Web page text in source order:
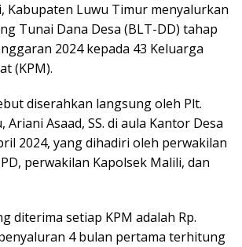
Kabupaten Luwu Timur menyalurkan
Tunai Dana Desa (BLT-DD) tahap
2024 kepada 43 Keluarga
(KPM).
diserahkan langsung oleh Plt.
Ariani Asaad, SS. di aula Kantor Desa
2024, yang dihadiri oleh perwakilan
perwakilan Kapolsek Malili, dan
diterima setiap KPM adalah Rp.
4 bulan pertama terhitung